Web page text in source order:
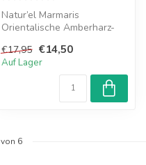
Natur’el Marmaris
Orientalische Amberharz-
Nahrungserg...
€17,95 €14,50
Auf Lager
von 6